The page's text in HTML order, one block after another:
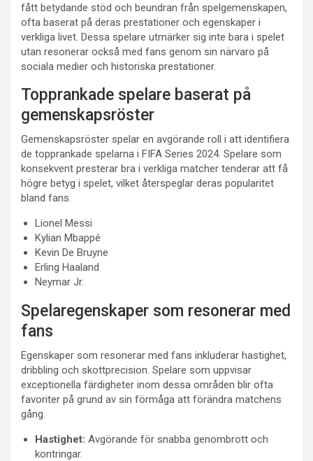
fått betydande stöd och beundran från spelgemenskapen,
ofta baserat på deras prestationer och egenskaper i
verkliga livet. Dessa spelare utmärker sig inte bara i spelet
utan resonerar också med fans genom sin närvaro på
sociala medier och historiska prestationer.
Topprankade spelare baserat på
gemenskapsröster
Gemenskapsröster spelar en avgörande roll i att identifiera
de topprankade spelarna i FIFA Series 2024. Spelare som
konsekvent presterar bra i verkliga matcher tenderar att få
högre betyg i spelet, vilket återspeglar deras popularitet
bland fans.
Lionel Messi
Kylian Mbappé
Kevin De Bruyne
Erling Haaland
Neymar Jr.
Spelaregenskaper som resonerar med
fans
Egenskaper som resonerar med fans inkluderar hastighet,
dribbling och skottprecision. Spelare som uppvisar
exceptionella färdigheter inom dessa områden blir ofta
favoriter på grund av sin förmåga att förändra matchens
gång.
Hastighet: Avgörande för snabba genombrott och
kontringar.